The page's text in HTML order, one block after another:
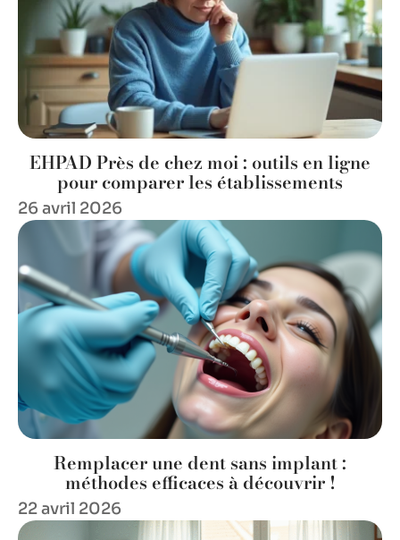
EHPAD Près de chez moi : outils en ligne
pour comparer les établissements
26 avril 2026
Remplacer une dent sans implant :
méthodes efficaces à découvrir !
22 avril 2026